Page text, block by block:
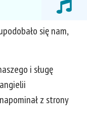
się nam,
i sługę
z strony